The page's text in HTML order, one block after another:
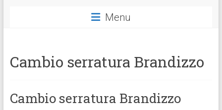
Menu
Cambio serratura Brandizzo
Cambio serratura Brandizzo